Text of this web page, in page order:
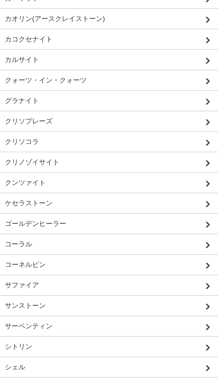
カオリン(アースクレイストーン)
カコクセナイト
カルサイト
クォーツ・イン・クォーツ
グラナイト
クリソプレーズ
クリソコラ
クリノゾイサイト
クンツァイト
ケセラストーン
ゴールデンヒーラー
コーラル
コーネルピン
サファイア
サンストーン
サーペンティン
シトリン
シェル